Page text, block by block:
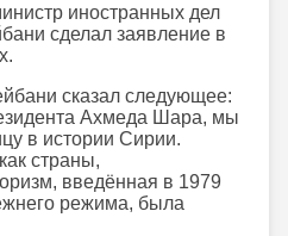
иностранных дел
сделал заявление в
сказал следующее:
Ахмеда Шара, мы
в истории Сирии.
страны,
введённая в 1979
режима, была